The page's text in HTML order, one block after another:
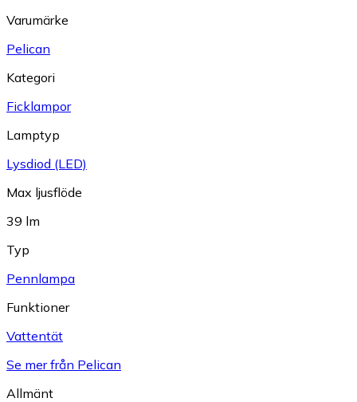
Varumärke
Pelican
Kategori
Ficklampor
Lamptyp
Lysdiod (LED)
Max ljusflöde
39 lm
Typ
Pennlampa
Funktioner
Vattentät
Se mer från Pelican
Allmänt